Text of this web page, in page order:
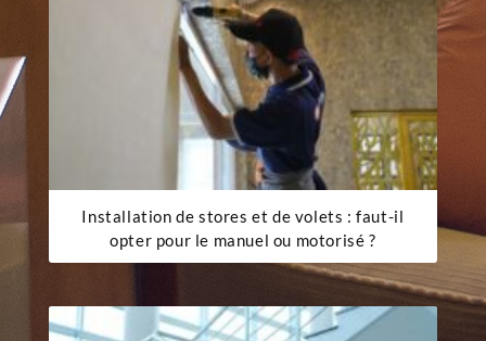
Installation de stores et de volets : faut-il
opter pour le manuel ou motorisé ?